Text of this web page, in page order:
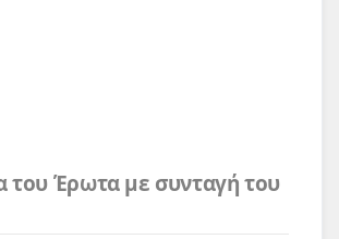
του Έρωτα με συνταγή του